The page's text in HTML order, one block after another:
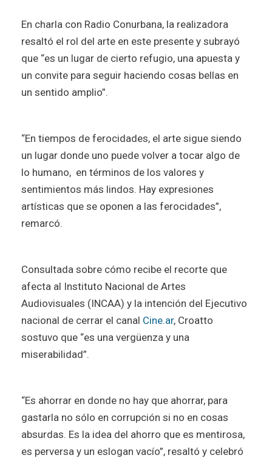
En charla con Radio Conurbana, la realizadora
resaltó el rol del arte en este presente y subrayó
que “es un lugar de cierto refugio, una apuesta y
un convite para seguir haciendo cosas bellas en
un sentido amplio”.
“En tiempos de ferocidades, el arte sigue siendo
un lugar donde uno puede volver a tocar algo de
lo humano, en términos de los valores y
sentimientos más lindos. Hay expresiones
artísticas que se oponen a las ferocidades”,
remarcó.
Consultada sobre cómo recibe el recorte que
afecta al Instituto Nacional de Artes
Audiovisuales (INCAA) y la intención del Ejecutivo
nacional de cerrar el canal Cine.ar, Croatto
sostuvo que “es una vergüenza y una
miserabilidad”.
“Es ahorrar en donde no hay que ahorrar, para
gastarla no sólo en corrupción si no en cosas
absurdas. Es la idea del ahorro que es mentirosa,
es perversa y un eslogan vacío”, resaltó y celebró